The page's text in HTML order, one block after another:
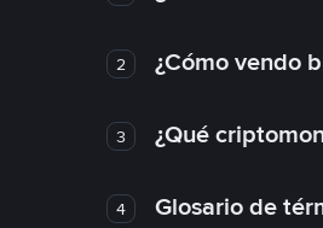
2 ¿Cómo vendo
3 ¿Qué
4 Glosario de